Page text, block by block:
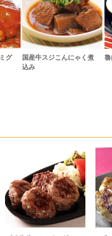
グ
国産牛スジこんにゃく煮
込み
魯